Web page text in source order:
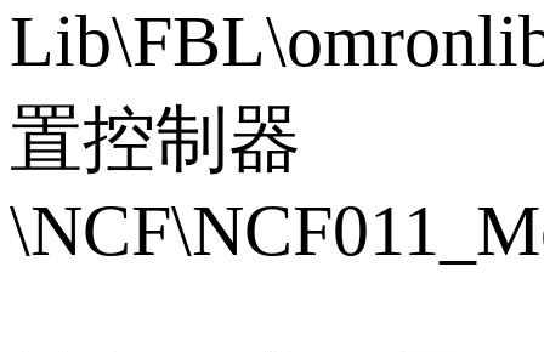
置控制器